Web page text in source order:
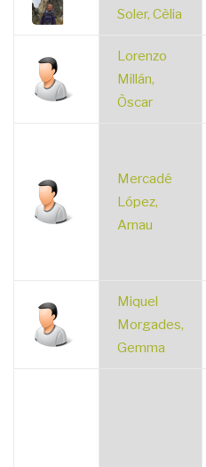
Soler, Cèlia
Lorenzo
Millán,
Òscar
Mercadé
López,
Arnau
Miquel
Morgades,
Gemma